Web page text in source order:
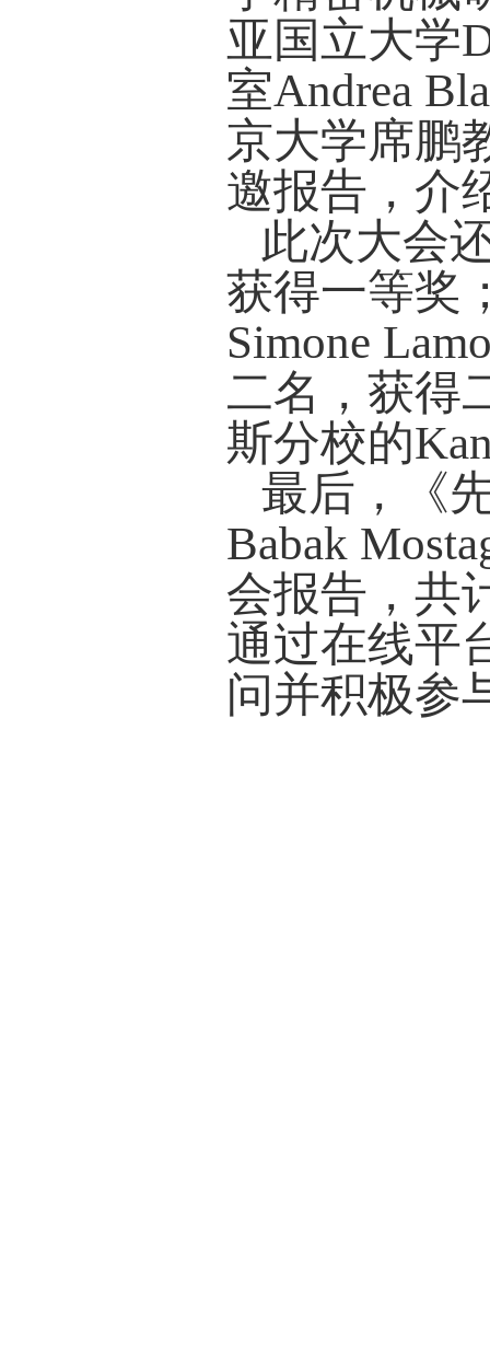
亚国立大学
室Andrea
京大学席鹏
邀报告，介
此次大会
获得一等奖
Simone
二名，获得
斯分校的
最后，《
Babak
会报告，共
通过在线平
问并积极参